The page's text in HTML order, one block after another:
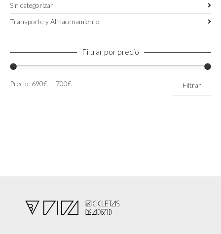
Sin categorizar
Transporte y Almacenamiento
Filtrar por precio
Precio
Precio
Filtrar
Precio: 690€ — 700€